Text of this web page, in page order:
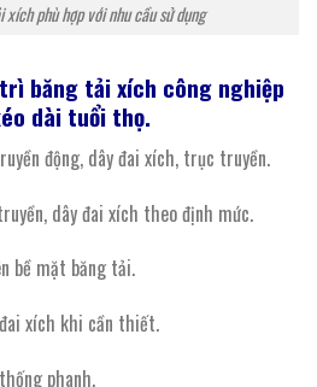
xích phù hợp với nhu cầu sử dụng
băng tảixích công nghiệp
dài tuổi thọ.
động, dây đai xích, trục truyền.
dây đai xích theo định mức.
bề mặt băng tải.
xích khi cần thiết.
phanh.